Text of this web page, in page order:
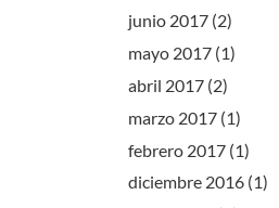
junio 2017 (2)
mayo 2017 (1)
abril 2017 (2)
marzo 2017 (1)
febrero 2017 (1)
diciembre 2016 (1)